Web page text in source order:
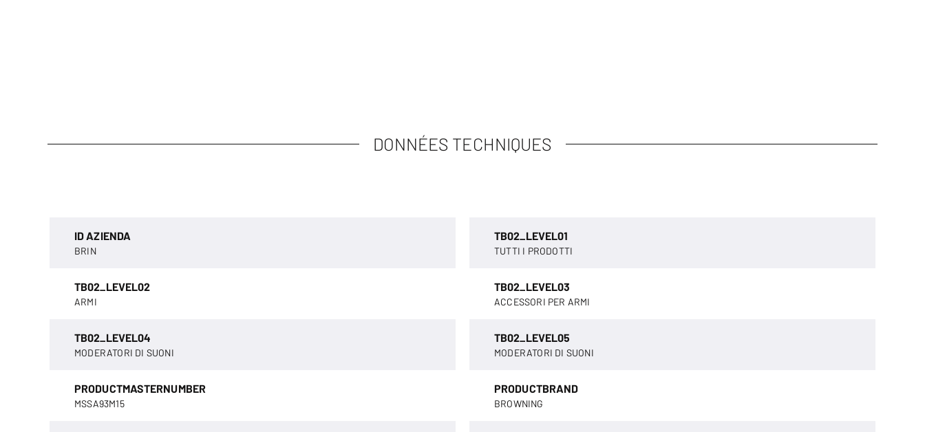
DONNÉES TECHNIQUES
ID AZIENDA
BRIN
TB02_LEVEL01
TUTTI I PRODOTTI
TB02_LEVEL02
ARMI
TB02_LEVEL03
ACCESSORI PER ARMI
TB02_LEVEL04
MODERATORI DI SUONI
TB02_LEVEL05
MODERATORI DI SUONI
PRODUCTMASTERNUMBER
MSSA93M15
PRODUCTBRAND
BROWNING